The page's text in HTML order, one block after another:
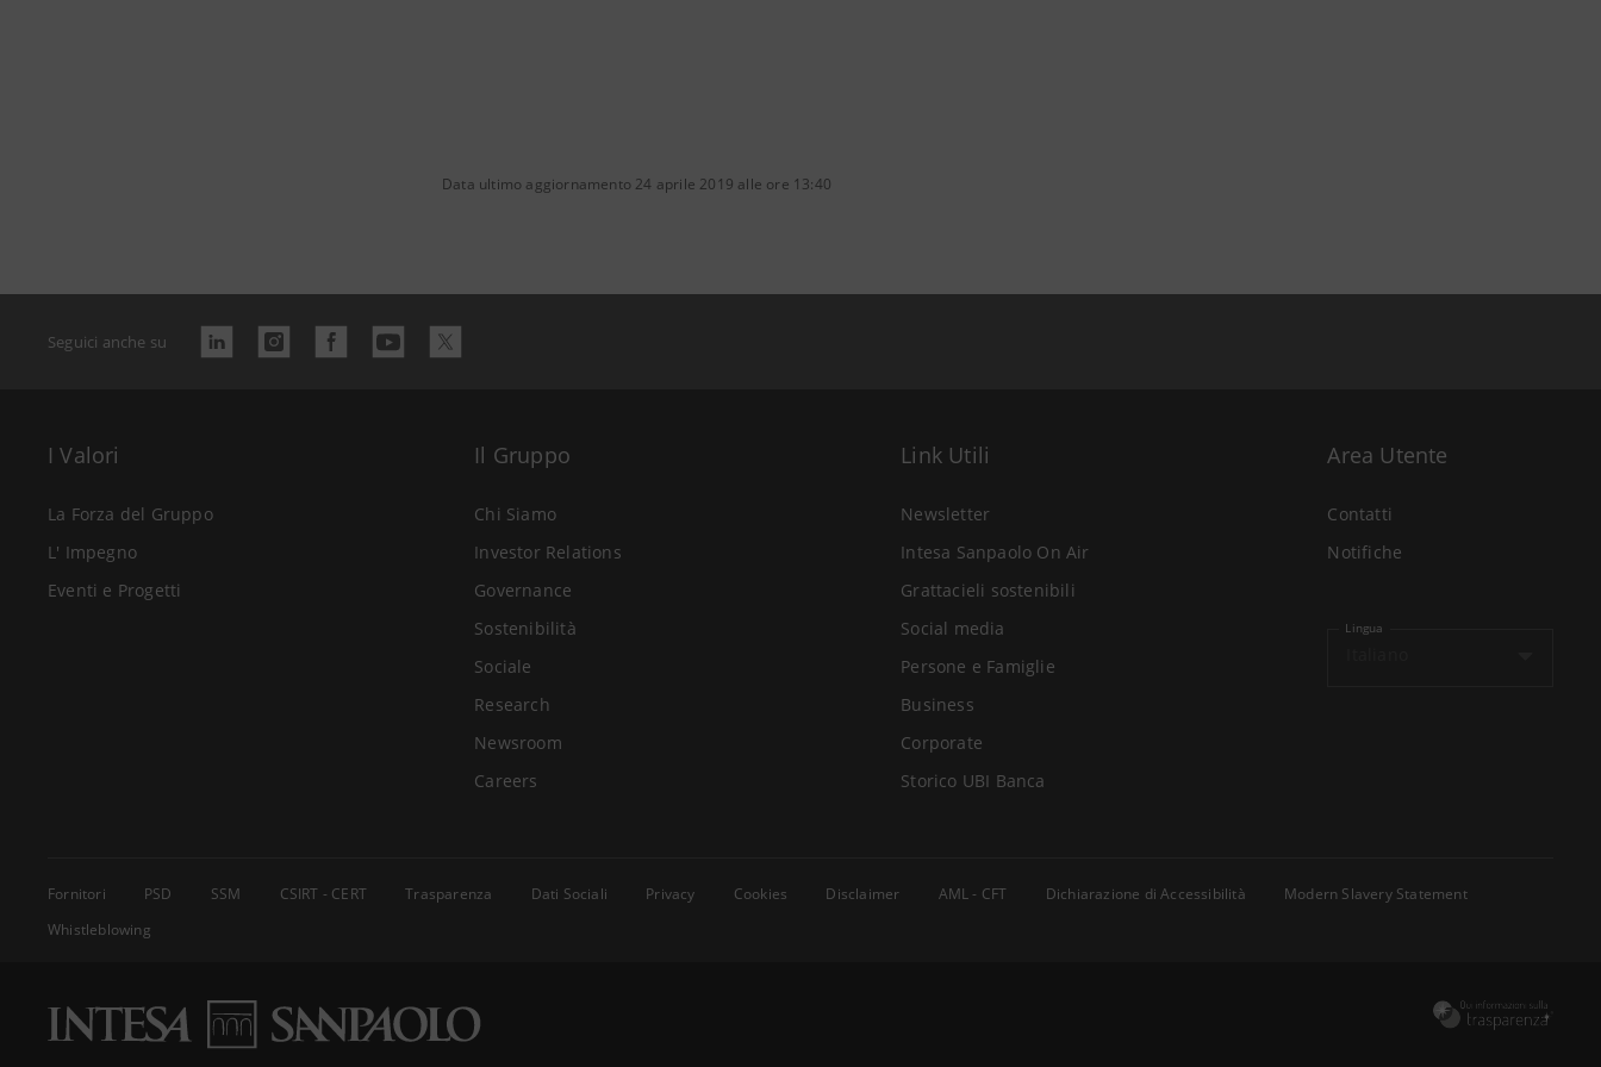
Data ultimo aggiornamento 24 aprile 2019 alle ore 13:40
Seguici anche su
I Valori
La Forza del Gruppo
L' Impegno
Eventi e Progetti
Il Gruppo
Chi Siamo
Investor Relations
Governance
Sostenibilità
Sociale
Research
Newsroom
Careers
Link Utili
Newsletter
Intesa Sanpaolo On Air
Grattacieli sostenibili
Social media
Persone e Famiglie
Business
Corporate
Storico UBI Banca
Area Utente
Contatti
Notifiche
Lingua
Fornitori PSD SSM CSIRT - CERT Trasparenza Dati Sociali Privacy Cookies Disclaimer AML - CFT Dichiarazione di Accessibilità
Modern Slavery Statement
Whistleblowing